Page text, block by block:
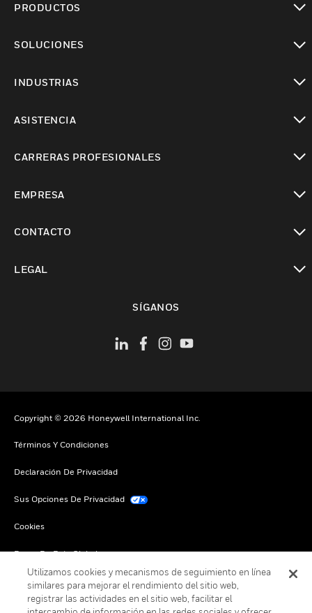
PRODUCTOS
SOLUCIONES
INDUSTRIAS
ASISTENCIA
CARRERAS PROFESIONALES
EMPRESA
CONTACTO
LEGAL
SÍGANOS
Copyright © 2026 Honeywell International Inc.
Términos Y Condiciones
Declaración De Privacidad
Sus Opciones De Privacidad
Cookies
Darse De Baja Global
Utilizamos cookies y mecanismos de seguimiento en línea
similares para mejorar el rendimiento del sitio web,
registrar las actividades en el sitio web, facilitar el